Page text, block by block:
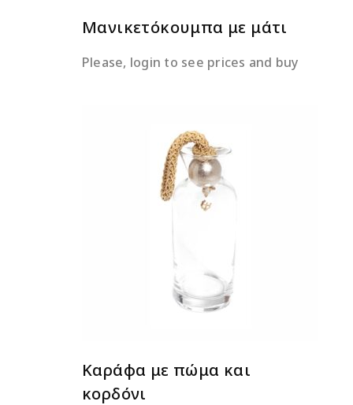
Μανικετόκουμπα με μάτι
Please, login to see prices and buy
Καράφα με πώμα και
κορδόνι